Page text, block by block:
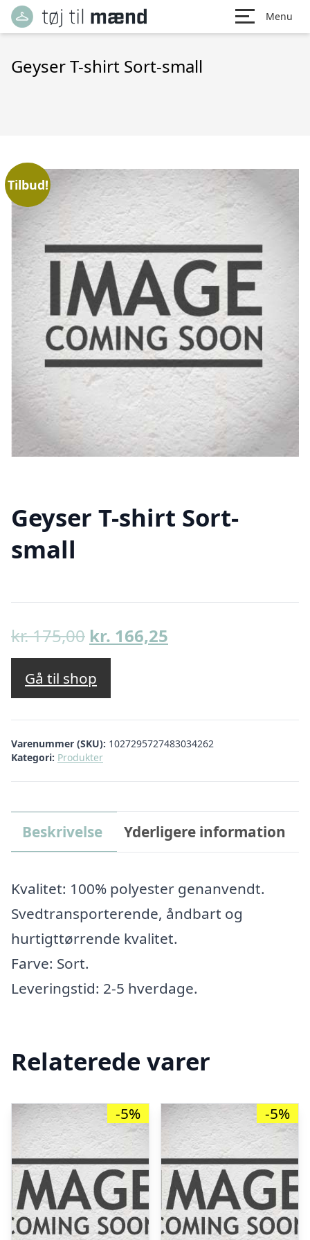
Menu
Geyser T-shirt Sort-small
Tilbud!
Geyser T-shirt Sort-
small
kr.175,00 Den
oprindelige
pris
var:
kr. 175,00.
kr. 166,25
kr. 166,25.
Gå til shop
Varenummer (SKU): 1027295727483034262
Kategori: Produkter
Beskrivelse Yderligere information
Kvalitet: 100% polyester genanvendt.
Svedtransporterende, åndbart og
hurtigttørrende kvalitet.
Farve: Sort.
Leveringstid: 2-5 hverdage.
Relaterede varer
-5% -5%